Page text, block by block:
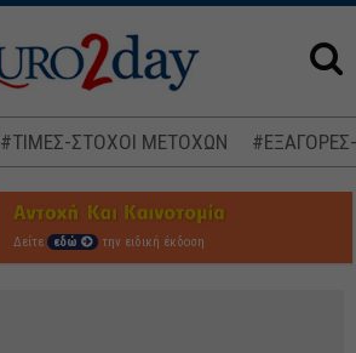
#ΤΙΜΕΣ-ΣΤΟΧΟΙ ΜΕΤΟΧΩΝ
Δείτε εδώ την ειδική έκδοση